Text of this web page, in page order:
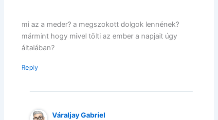
mi az a meder? a megszokott dolgok lennének?
mármint hogy mivel tölti az ember a napjait úgy
általában?
Reply
Váraljay Gabriel